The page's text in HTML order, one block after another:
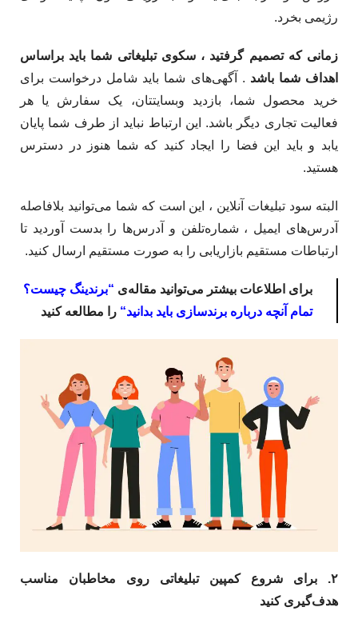
رژیمی بخرد.​
زمانی که تصمیم گرفتید ، سکوی تبلیغاتی شما باید براساس
اهداف شما باشد . آگهی‌های شما باید شامل درخواست برای
خرید محصول شما، بازدید وبسایتتان، یک سفارش یا هر
فعالیت تجاری دیگر باشد.​ این ارتباط نباید از طرف شما پایان
یابد و باید این فضا را ایجاد کنید که شما هنوز در دسترس
هستید.​
البته سود تبلیغات آنلاین ، این است که شما می‌توانید بلافاصله
آدرس‌های ایمیل ، شماره‌تلفن و آدرس‌ها را بدست آوردید تا
ارتباطات مستقیم بازاریابی را به صورت مستقیم ارسال کنید. ​
برای اطلاعات بیشتر می‌توانید مقاله‌ی “برندینگ چیست؟
تمام آنچه درباره برندسازی باید بدانید“ را مطالعه کنید
۲. برای شروع کمپین تبلیغاتی روی مخاطبان مناسب
هدف‌گیری کنید